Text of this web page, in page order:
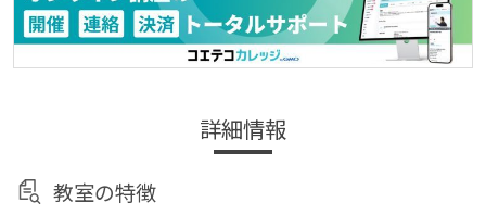
詳細情報
教室の特徴